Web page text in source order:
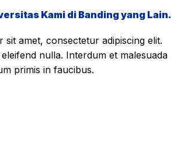
Kami di Banding yang Lain.
sit amet, consectetur adipiscing elit.
nulla. Interdum et malesuada
primis in faucibus.